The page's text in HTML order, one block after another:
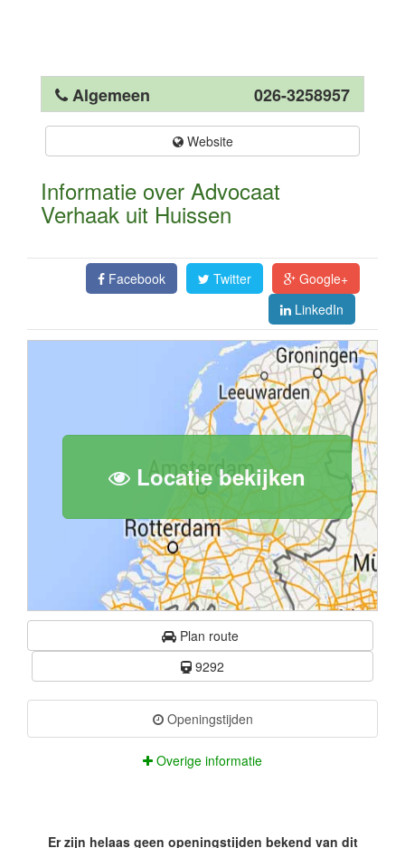
Algemeen 026-3258957
Website
Informatie over Advocaat
Verhaak uit Huissen
Facebook Twitter
Google+
LinkedIn
Locatie bekijken
Plan route
9292
Openingstijden
Overige informatie
Er zijn helaas geen openingstijden bekend van dit